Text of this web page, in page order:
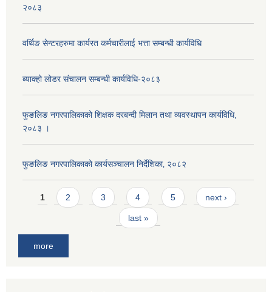
२०८३
वर्थिङ सेन्टरहरुमा कार्यरत कर्मचारीलाई भत्ता सम्बन्धी कार्यविधि
ब्याक्हो लोडर संचालन सम्बन्धी कार्यविधि-२०८३
फुङलिङ नगरपालिकाको शिक्षक दरबन्दी मिलान तथा व्यवस्थापन कार्यविधि,
२०८३ ।
फुङलिङ नगरपालिकाको कार्यसञ्चालन निर्देशिका‚ २०८२
Pages
1 2 3 4 5 next ›
last »
more